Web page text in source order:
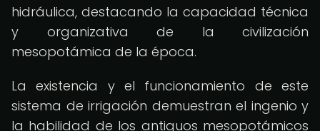
hidráulica, destacando la capacidad técnica
y organizativa de la civilización
mesopotámica de la época.
La existencia y el funcionamiento de este
sistema de irrigación demuestran el ingenio y
la habilidad de los antiguos mesopotámicos